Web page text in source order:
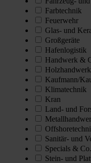
Farbtechnik
Feuerwehr
Glas- und
Großgeräte
Hafenlogistik
Handwerk &
Holzhandwerk
Kaufmann/
Klimatechnik
Kran
Land- und
Sanitär- und
Specials & Co.
Stein- und